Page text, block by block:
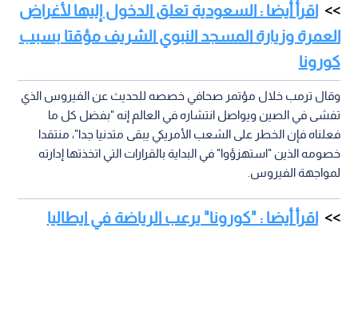
اقرأ أيضا : السعودية تعلق الدخول إليها لأغراض
العمرة وزيارة المسجد النبوي الشريف مؤقتا بسبب
كورونا
وقال ترمب خلال مؤتمر صحافي خصصه للحديث عن الفيروس الذي
تفشى في الصين ويواصل انتشاره في العالم إنه "بفضل كل ما
فعلناه فإن الخطر على الشعب الأمريكي يبقى متدنيا جدا"، منتقدا
خصومه الذين "استهزؤوا" في البداية بالقرارات التي اتخذتها إدارته
لمواجهة الفيروس.
اقرأ أيضا : "كورونا" يرعب الرياضة في ايطاليا